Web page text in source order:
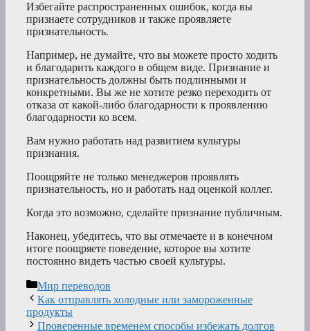
Избегайте распространенных ошибок, когда вы
признаете сотрудников и также проявляете
признательность.
Например, не думайте, что вы можете просто ходить
и благодарить каждого в общем виде. Признание и
признательность должны быть подлинными и
конкретными. Вы же не хотите резко переходить от
отказа от какой-либо благодарности к проявлению
благодарности ко всем.
Вам нужно работать над развитием культуры
признания.
Поощряйте не только менеджеров проявлять
признательность, но и работать над оценкой коллег.
Когда это возможно, сделайте признание публичным.
Наконец, убедитесь, что вы отмечаете и в конечном
итоге поощряете поведение, которое вы хотите
постоянно видеть частью своей культуры.
Рубрики
Мир переводов
Как отправлять холодные или замороженные
продукты
Проверенные временем способы избежать долгов